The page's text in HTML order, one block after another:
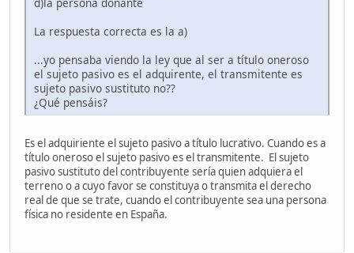
La respuesta correcta es la a)
...yo pensaba viendo la ley que al ser a título oneroso
el sujeto pasivo es el adquirente, el transmitente es
sujeto pasivo sustituto no??
¿Qué pensáis?
Es el adquiriente el sujeto pasivo a título lucrativo. Cuando es a
título oneroso el sujeto pasivo es el transmitente. El sujeto
pasivo sustituto del contribuyente sería quien adquiera el
terreno o a cuyo favor se constituya o transmita el derecho
real de que se trate, cuando el contribuyente sea una persona
física no residente en España.